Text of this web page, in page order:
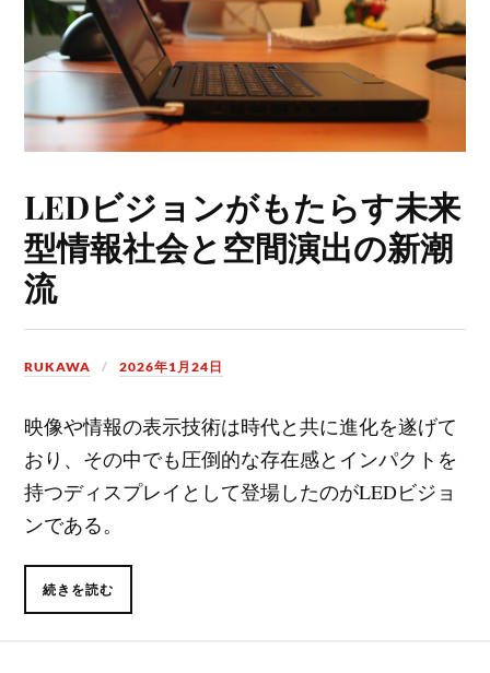
LEDビジョンがもたらす未来
型情報社会と空間演出の新潮
流
RUKAWA 2026年1月24日
映像や情報の表示技術は時代と共に進化を遂げて
おり、その中でも圧倒的な存在感とインパクトを
持つディスプレイとして登場したのがLEDビジョ
ンである。
続きを読む